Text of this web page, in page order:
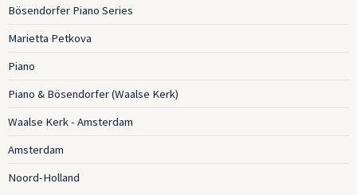
Bösendorfer Piano Series
Marietta Petkova
Piano
Piano & Bösendorfer (Waalse Kerk)
Waalse Kerk - Amsterdam
Amsterdam
Noord-Holland